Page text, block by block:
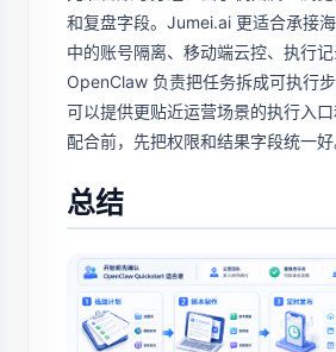
和复盘字段。Jumei.ai 更适合承接
中的账号隔离、移动端云控、执行记
OpenClaw 负责把任务拆成可执行
可以提供更贴近运营场景的执行入
配合前，先把权限和结果字段统一好
总结